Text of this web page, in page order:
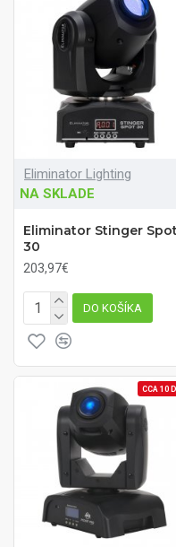
Eliminator Lighting
NA SKLADE
Eliminator Stinger Spot
30
203,97€
DO KOŠÍKA
CCA 10